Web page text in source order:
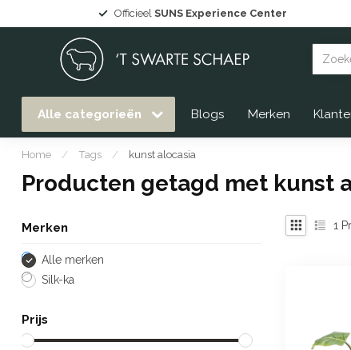
Officieel SUNS Experience Center
Alle categorieën Blogs Merken
Home / Tags / kunst alocasia
Producten getagd met kunst
Merken
Alle merken
Silk-ka
Prijs
1